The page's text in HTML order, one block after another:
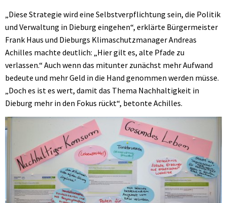
„Diese Strategie wird eine Selbstverpflichtung sein, die Politik
und Verwaltung in Dieburg eingehen“, erklärte Bürgermeister
Frank Haus und Dieburgs Klimaschutzmanager Andreas
Achilles machte deutlich: „Hier gilt es, alte Pfade zu
verlassen.“ Auch wenn das mitunter zunächst mehr Aufwand
bedeute und mehr Geld in die Hand genommen werden müsse.
„Doch es ist es wert, damit das Thema Nachhaltigkeit in
Dieburg mehr in den Fokus rückt“, betonte Achilles.